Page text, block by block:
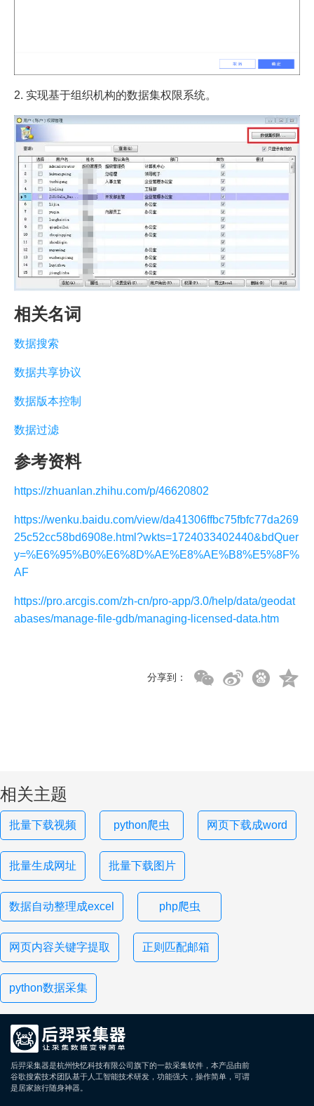
2. 实现基于组织机构的数据集权限系统。
相关名词
数据搜索
数据共享协议
数据版本控制
数据过滤
参考资料
https://zhuanlan.zhihu.com/p/46620802
https://wenku.baidu.com/view/da41306ffbc75fbfc77da269
25c52cc58bd6908e.html?wkts=1724033402440&bdQuer
y=%E6%95%B0%E6%8D%AE%E8%AE%B8%E5%8F%
AF
https://pro.arcgis.com/zh-cn/pro-app/3.0/help/data/geodat
abases/manage-file-gdb/managing-licensed-data.htm
分享到：
相关主题
批量下载视频 python爬虫 网页下载成word
批量生成网址 批量下载图片
数据自动整理成excel php爬虫
网页内容关键字提取 正则匹配邮箱
python数据采集
后羿采集器是杭州快忆科技有限公司旗下的一款采集软件，本产品由前
谷歌搜索技术团队基于人工智能技术研发，功能强大，操作简单，可谓
是居家旅行随身神器。